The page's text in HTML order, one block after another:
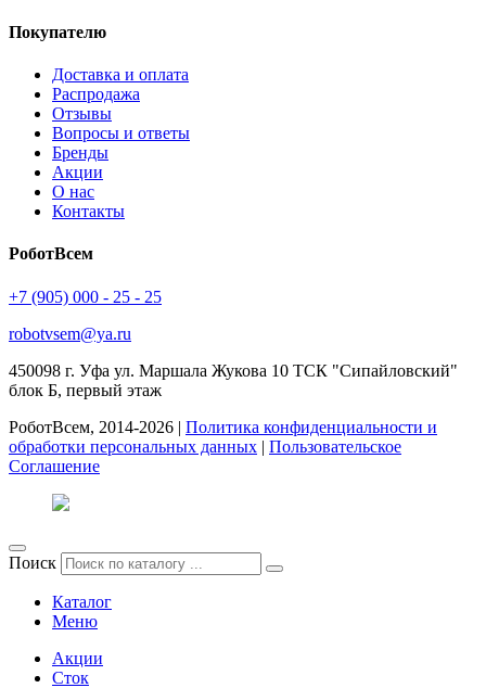
Покупателю
Доставка и оплата
Распродажа
Отзывы
Вопросы и ответы
Бренды
Акции
О нас
Контакты
РоботВсем
+7 (905) 000 - 25 - 25
robotvsem@ya.ru
450098 г. Уфа ул. Маршала Жукова 10 ТСК "Сипайловский"
блок Б, первый этаж
РоботВсем, 2014-2026 | Политика конфиденциальности и
обработки персональных данных | Пользовательское
Соглашение
Поиск
Каталог
Меню
Акции
Сток